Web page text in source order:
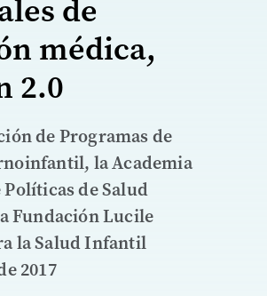
de
médica,
2.0
de Programas de
la Academia
de Salud
Fundación Lucile
la Salud Infantil
2017